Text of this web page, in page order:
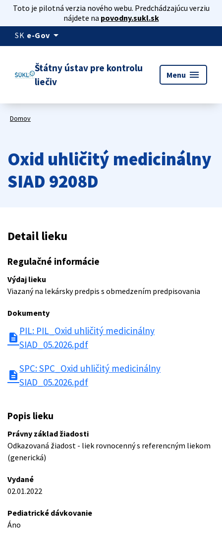
Toto je pilotná verzia nového webu. Predchádzajúcu verziu
nájdete na povodny.sukl.sk
SK e-Gov arrow_drop_down
Štátny ústav pre kontrolu
liečiv
Menu menu
Domov
Oxid uhličitý medicinálny
SIAD 9208D
Detail lieku
Regulačné informácie
Výdaj lieku
Viazaný na lekársky predpis s obmedzením predpisovania
Dokumenty
description
PIL: PIL_Oxid uhličitý medicinálny
SIAD_05.2026.pdf
description
SPC: SPC_Oxid uhličitý medicinálny
SIAD_05.2026.pdf
Popis lieku
Právny základ žiadosti
Odkazovaná žiadost - liek rovnocenný s referencným liekom
(generická)
Vydané
02.01.2022
Pediatrické dávkovanie
Áno